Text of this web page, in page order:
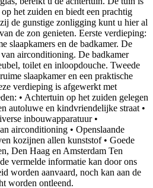
het zuiden en biedt een prachtig
de gunstige zonligging kunt u hier al
de zon genieten. Eerste verdieping:
slaapkamers en de badkamer. De
airconditioning. De badkamer
toilet en inloopdouche. Tweede
slaapkamer en een praktische
verdieping is afgewerkt met
• Achtertuin op het zuiden gelegen
autoluwe en kindvriendelijke straat •
inbouwapparatuur •
airconditioning • Openslaande
kozijnen allen kunststof • Goede
Den Haag en Amsterdam Ten
vermelde informatie kan door ons
worden aanvaard, noch kan aan de
worden ontleend.